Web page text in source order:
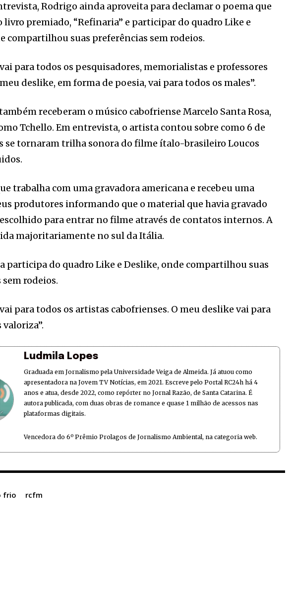
Rodrigo ainda aproveita para declamar o poema que
livro premiado, “Refinaria” e participar do quadro Like e
compartilhou suas preferências sem rodeios.
para todos os pesquisadores, memorialistas e professores
deslike, em forma de poesia, vai para todos os males”.
receberam o músico cabofriense Marcelo Santa Rosa,
Tchello. Em entrevista, o artista contou sobre como 6 de
se tornaram trilha sonora do filme ítalo-brasileiro Loucos
trabalha com uma gravadora americana e recebeu uma
produtores informando que o material que havia gravado
para entrar no filme através de contatos internos. A
majoritariamente no sul da Itália.
participa do quadro Like e Deslike, onde compartilhou suas
rodeios.
para todos os artistas cabofrienses. O meu deslike vai para
valoriza”.
Ludmila Lopes
Graduada em Jornalismo pela Universidade Veiga de Almeida. Já atuou como
apresentadora na Jovem TV Notícias, em 2021. Escreve pelo Portal RC24h há 4
anos e atua, desde 2022, como repórter no Jornal Razão, de Santa Catarina. É
autora publicada, com duas obras de romance e quase 1 milhão de acessos nas
plataformas digitais.
Vencedora do 6º Prêmio Prolagos de Jornalismo Ambiental, na categoria web.
frio rcfm